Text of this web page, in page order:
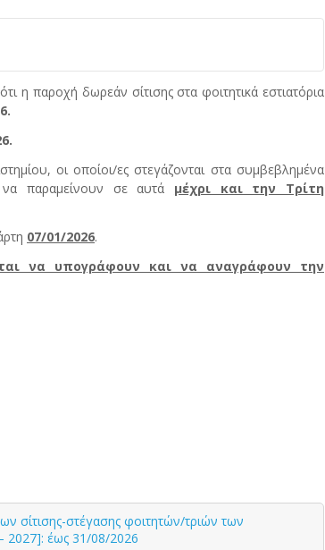
η παροχή δωρεάν σίτισης στα φοιτητικά εστιατόρια
οι οποίοι/ες στεγάζονται στα συμβεβλημένα
να παραμείνουν σε αυτά
μέχρι και την Τρίτη
07/01/2026.
να υπογράφουν και να αναγράφουν την
στέγασης φοιτητών/τριών των
2027]: έως 31/08/2026